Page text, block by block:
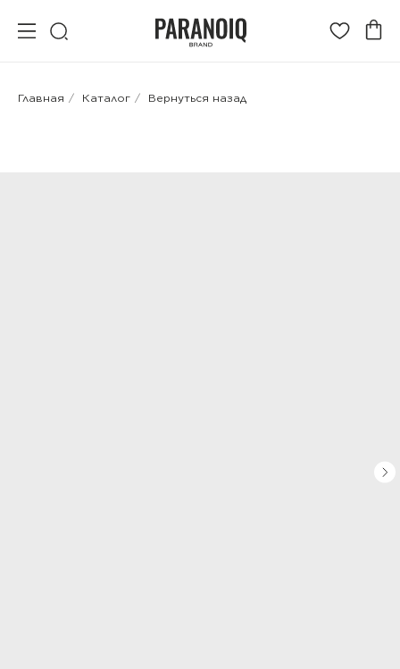
Главная / Каталог / Вернуться назад